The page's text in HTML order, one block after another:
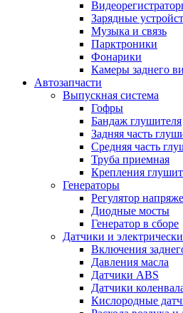
Зарядные
Музыка и связь
Парктроники
Фонарики
Камеры заднего
Автозапчасти
Выпускная система
Гофры
Бандаж глушителя
Задняя часть
Средняя часть
Труба приемная
Крепления
Генераторы
Регулятор
Диодные мосты
Генератор в сборе
Датчики и
Включения
Давления масла
Датчики ABS
Датчики
Кислородные